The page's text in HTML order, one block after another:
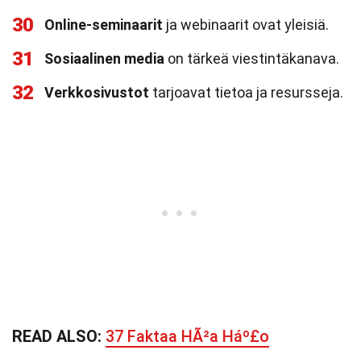
30 Online-seminaarit ja webinaarit ovat yleisiä.
31 Sosiaalinen media on tärkeä viestintäkanava.
32 Verkkosivustot tarjoavat tietoa ja resursseja.
READ ALSO: 37 Faktaa HÃ²a Háº£o